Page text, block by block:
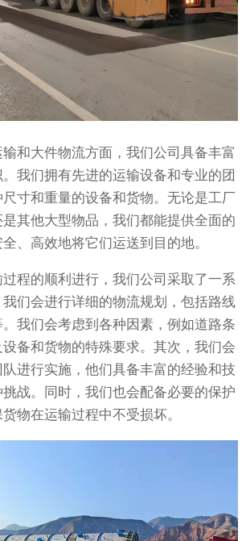
大件物流方面，我们公司具备丰富
我们拥有先进的运输设备和专业的团
寸和重量的设备和货物。无论是工厂
其他大型物品，我们都能提供全面的
、高效地将它们运送到目的地。
的顺利进行，我们公司采取了一系
们会进行详细的物流规划，包括路线
我们会考虑到各种因素，例如道路条
备和货物的特殊要求。其次，我们会
进行实施，他们具备丰富的经验和技
战。同时，我们也会配备必要的保护
物在运输过程中不受损坏。